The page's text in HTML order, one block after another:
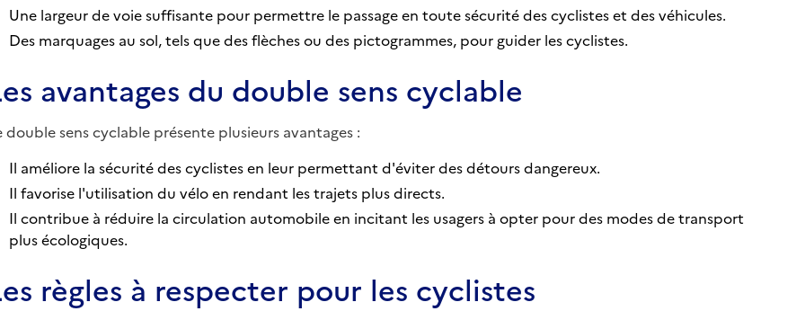
Une largeur de voie suffisante pour permettre le passage en toute sécurité des cyclistes et des véhicules.
Des marquages au sol, tels que des flèches ou des pictogrammes, pour guider les cyclistes.
avantages du double sens cyclable
double sens cyclable présente plusieurs avantages :
Il améliore la sécurité des cyclistes en leur permettant d'éviter des détours dangereux.
Il favorise l'utilisation du vélo en rendant les trajets plus directs.
Il contribue à réduire la circulation automobile en incitant les usagers à opter pour des modes de transport
plus écologiques.
règles à respecter pour les cyclistes